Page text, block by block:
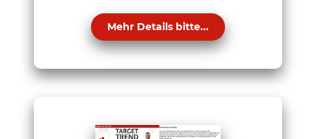
Mehr Details bitte...